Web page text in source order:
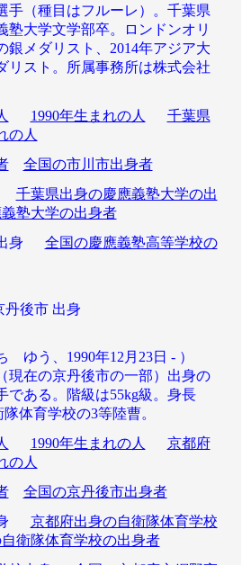
手（種目はフルーレ）。千葉県
塾大学文学部卒。ロンドンオリ
銀メダリスト、2014年アジア大
リスト。所属事務所は株式会社
1990年生まれの人
千葉県
の人
全国の市川市出身者
千葉県出身の慶應義塾大学の出
塾大学の出身者
出身 全国の慶應義塾高等学校の
後市 出身
う、1990年12月23日 - ）
現在の京丹後市の一部）出身の
である。階級は55kg級。身長
体育学校の3等陸曹。
1990年生まれの人
京都府
の人
全国の京丹後市出身者
身 京都府出身の自衛隊体育学校
衛隊体育学校の出身者